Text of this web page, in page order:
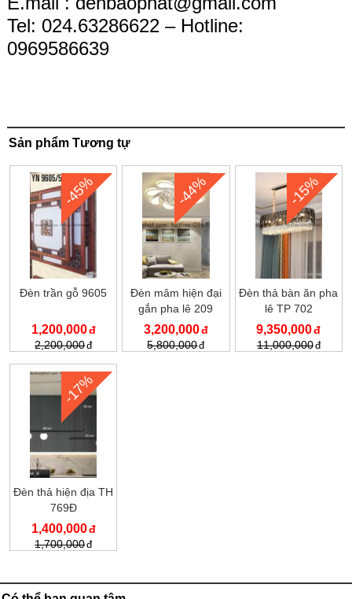
Tel: 024.63286622 – Hotline:
0969586639
Sản phẩm Tương tự
-45%
Đèn trần gỗ 9605
1,200,000
2,200,000
-44%
Đèn mâm hiện đại
gắn pha lê 209
3,200,000
5,800,000
-15%
Đèn thả bàn ăn pha
lê TP 702
9,350,000
11,000,000
-17%
Đèn thả hiện địa TH
769Đ
1,400,000
1,700,000